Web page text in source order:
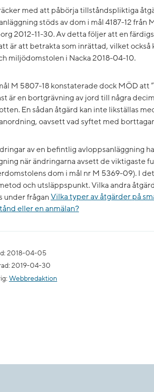
med att påbörja tillståndspliktiga
stöds av dom i mål 4187-12 från
2012-11-30. Av detta följer att en
är att betrakta som inrättad, vilket också
miljödomstolen i Nacka 2018-04-10.
M 5807-18 konstaterade dock MÖD att
är en bortgrävning av jord till några
En sådan åtgärd kan inte likställas
oavsett vad syftet med
av en befintlig avloppsanläggning
när ändringarna avsett de viktigaste
dom i mål nr M 5369-09). I
och utsläppspunkt. Vilka andra
under frågan Vilka typer av åtgärder på
eller en anmälan?
2018-04-05
2019-04-30
Webbredaktion